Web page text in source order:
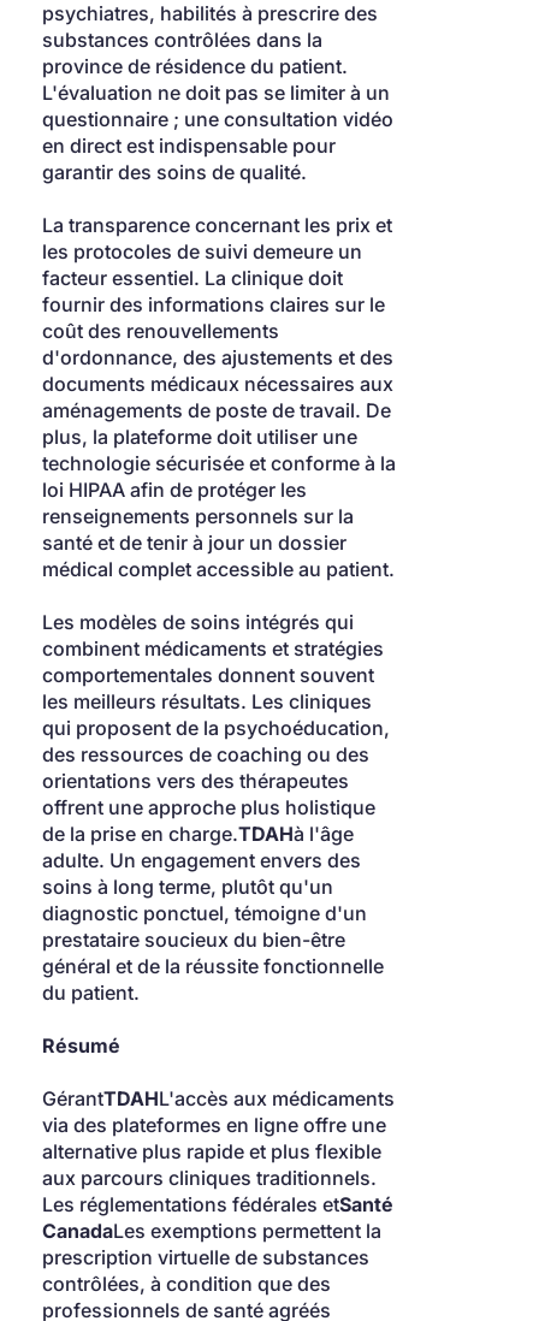
psychiatres, habilités à prescrire des
substances contrôlées dans la
province de résidence du patient.
L'évaluation ne doit pas se limiter à un
questionnaire ; une consultation vidéo
en direct est indispensable pour
garantir des soins de qualité.
La transparence concernant les prix et
les protocoles de suivi demeure un
facteur essentiel. La clinique doit
fournir des informations claires sur le
coût des renouvellements
d'ordonnance, des ajustements et des
documents médicaux nécessaires aux
aménagements de poste de travail. De
plus, la plateforme doit utiliser une
technologie sécurisée et conforme à la
loi HIPAA afin de protéger les
renseignements personnels sur la
santé et de tenir à jour un dossier
médical complet accessible au patient.
Les modèles de soins intégrés qui
combinent médicaments et stratégies
comportementales donnent souvent
les meilleurs résultats. Les cliniques
qui proposent de la psychoéducation,
des ressources de coaching ou des
orientations vers des thérapeutes
offrent une approche plus holistique
de la prise en charge.TDAHà l'âge
adulte. Un engagement envers des
soins à long terme, plutôt qu'un
diagnostic ponctuel, témoigne d'un
prestataire soucieux du bien-être
général et de la réussite fonctionnelle
du patient.
Résumé
GérantTDAHL'accès aux médicaments
via des plateformes en ligne offre une
alternative plus rapide et plus flexible
aux parcours cliniques traditionnels.
Les réglementations fédérales etSanté
CanadaLes exemptions permettent la
prescription virtuelle de substances
contrôlées, à condition que des
professionnels de santé agréés